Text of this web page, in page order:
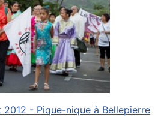
2012 - Pique-nique à Bellepierre